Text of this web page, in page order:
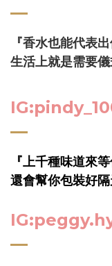
『香水也能代表
生活上就是需要儀
『上千種味道來
還會幫你包裝好隔